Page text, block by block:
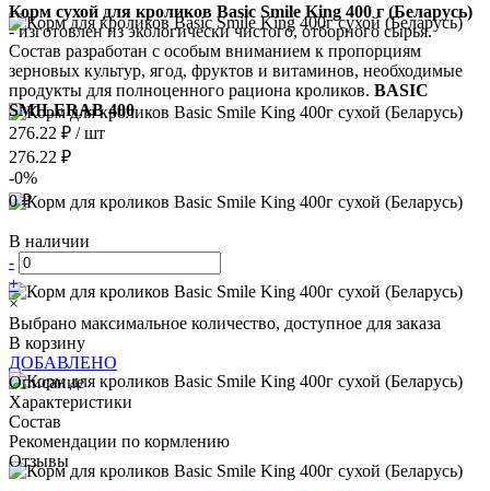
Корм сухой для кроликов Basic Smile King 400 г (Беларусь)
- изготовлен из экологически чистого, отборного сырья.
Состав разработан с особым вниманием к пропорциям
зерновых культур, ягод, фруктов и витаминов, необходимые
продукты для полноценного рациона кроликов. BASIC
SMILERAB 400
276.22 ₽ / шт
276.22 ₽
-0%
0 ₽
В наличии
-
+
×
Выбрано максимальное количество, доступное для заказа
В корзину
ДОБАВЛЕНО
Описание
Характеристики
Состав
Рекомендации по кормлению
Отзывы